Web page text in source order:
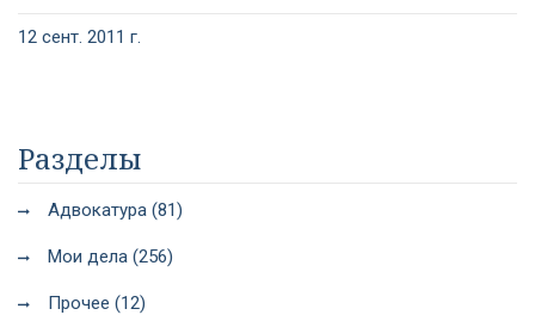
12 сент. 2011 г.
Разделы
Адвокатура (81)
Мои дела (256)
Прочее (12)